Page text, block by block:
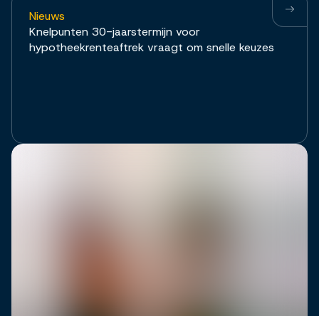
Nieuws
Knelpunten 30-jaarstermijn voor
hypotheekrenteaftrek vraagt om snelle keuzes